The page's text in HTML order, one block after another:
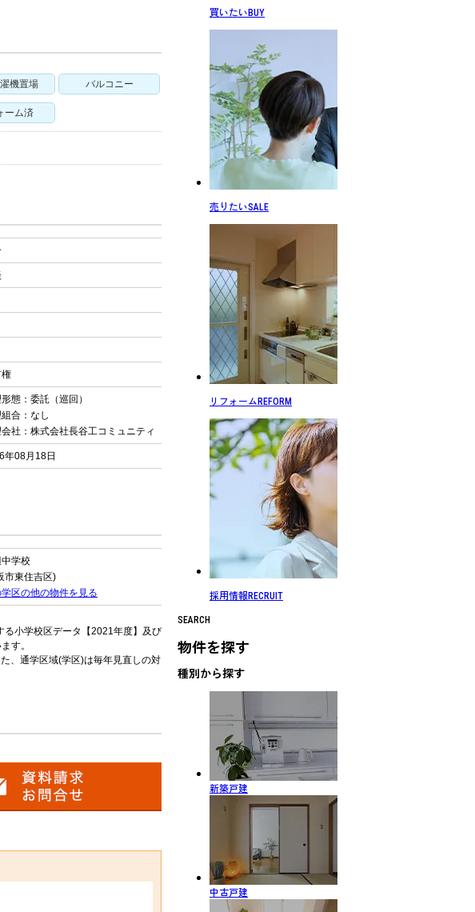
機置場 バルコニー
ーム済
権
態：委託（巡回）
合：なし
社：株式会社長谷工コミュニティ
年08月18日
中学校
市東住吉区)
学区の他の物件を見る
る小学校区データ【2021年度】及び
す。
、通学区域(学区)は毎年見直しの対
買いたい BUY
売りたいSALE
リフォーム REFORM
採用情報 RECRUIT
SEARCH
物件を探す
種別から探す
新築戸建
中古戸建